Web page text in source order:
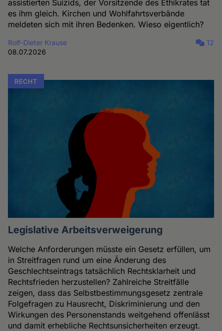
assistierten Suizids, der Vorsitzende des Ethikrates tat
es ihm gleich. Kirchen und Wohlfahrtsverbände
meldeten sich mit ihren Bedenken. Wieso eigentlich?
Rolf-Dieter Krause
08.07.2026
12
RECHT
Legislative Arbeitsverweigerung
Welche Anforderungen müsste ein Gesetz erfüllen, um
in Streitfragen rund um eine Änderung des
Geschlechtseintrags tatsächlich Rechtsklarheit und
Rechtsfrieden herzustellen? Zahlreiche Streitfälle
zeigen, dass das Selbstbestimmungsgesetz zentrale
Folgefragen zu Hausrecht, Diskriminierung und den
Wirkungen des Personenstands weitgehend offenlässt
und damit erhebliche Rechtsunsicherheiten erzeugt.